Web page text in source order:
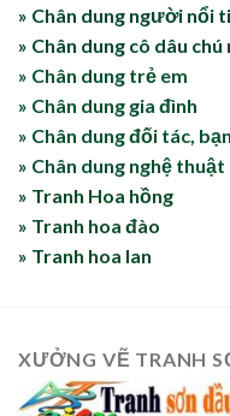
» Chân dung người nổi
» Chân dung cô dâu chú
» Chân dung trẻ em
» Chân dung gia đình
» Chân dung đối tác,
» Chân dung nghệ thuật
» Tranh Hoa hồng
» Tranh hoa đào
» Tranh hoa lan
XƯỞNG VẼ TRANH